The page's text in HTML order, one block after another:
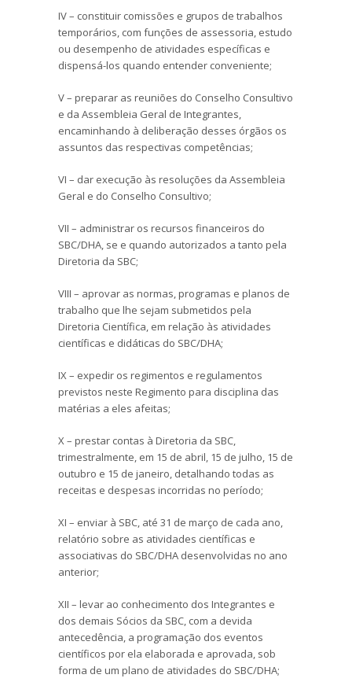
IV – constituir comissões e grupos de trabalhos
temporários, com funções de assessoria, estudo
ou desempenho de atividades específicas e
dispensá-los quando entender conveniente;
V – preparar as reuniões do Conselho Consultivo
e da Assembleia Geral de Integrantes,
encaminhando à deliberação desses órgãos os
assuntos das respectivas competências;
VI – dar execução às resoluções da Assembleia
Geral e do Conselho Consultivo;
VII – administrar os recursos financeiros do
SBC/DHA, se e quando autorizados a tanto pela
Diretoria da SBC;
VIII – aprovar as normas, programas e planos de
trabalho que lhe sejam submetidos pela
Diretoria Científica, em relação às atividades
científicas e didáticas do SBC/DHA;
IX – expedir os regimentos e regulamentos
previstos neste Regimento para disciplina das
matérias a eles afeitas;
X – prestar contas à Diretoria da SBC,
trimestralmente, em 15 de abril, 15 de julho, 15 de
outubro e 15 de janeiro, detalhando todas as
receitas e despesas incorridas no período;
XI – enviar à SBC, até 31 de março de cada ano,
relatório sobre as atividades científicas e
associativas do SBC/DHA desenvolvidas no ano
anterior;
XII – levar ao conhecimento dos Integrantes e
dos demais Sócios da SBC, com a devida
antecedência, a programação dos eventos
científicos por ela elaborada e aprovada, sob
forma de um plano de atividades do SBC/DHA;